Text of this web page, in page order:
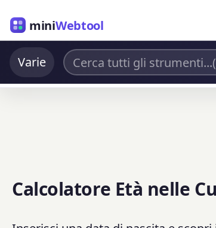
miniWebtool
Varie
Calcolatore Età nelle